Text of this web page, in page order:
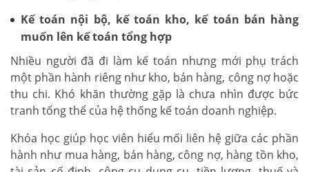
Kế toán nội bộ, kế toán kho, kế toán bán hàng
muốn lên kế toán tổng hợp
Nhiều người đã đi làm kế toán nhưng mới phụ trách
một phần hành riêng như kho, bán hàng, công nợ hoặc
thu chi. Khó khăn thường gặp là chưa nhìn được bức
tranh tổng thể của hệ thống kế toán doanh nghiệp.
Khóa học giúp học viên hiểu mối liên hệ giữa các phần
hành như mua hàng, bán hàng, công nợ, hàng tồn kho,